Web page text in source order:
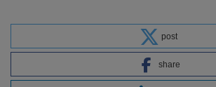
post
share